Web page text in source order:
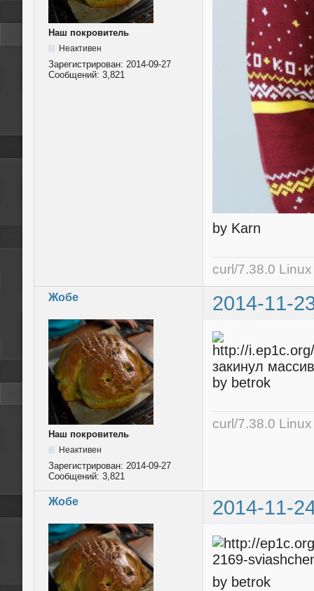
Наш покровитель
Неактивен
Зарегистрирован: 2014-09-27
Сообщений: 3,821
by Karn
curl/7.38.0
Жобе 2014-11-
Наш покровитель
Неактивен
Зарегистрирован: 2014-09-27
Сообщений: 3,821
закинул
by betrok
curl/7.38.0
Жобе 2014-11-
by betrok